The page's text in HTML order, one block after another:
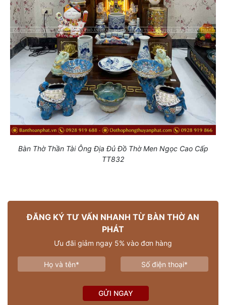
Bàn Thờ Thần Tài Ông Địa Đủ Đồ Thờ Men Ngọc Cao Cấp
TT832
ĐĂNG KÝ TƯ VẤN NHANH TỪ BÀN THỜ AN
PHÁT
Ưu đãi giảm ngay 5% vào đơn hàng
GỬI NGAY